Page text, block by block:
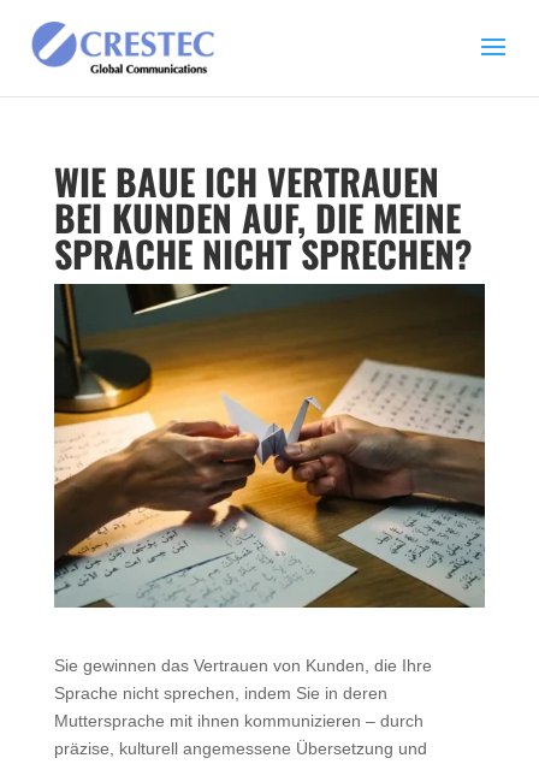
WIE BAUE ICH VERTRAUEN
BEI KUNDEN AUF, DIE MEINE
SPRACHE NICHT SPRECHEN?
Sie gewinnen das Vertrauen von Kunden, die Ihre
Sprache nicht sprechen, indem Sie in deren
Muttersprache mit ihnen kommunizieren – durch
präzise, kulturell angemessene Übersetzung und